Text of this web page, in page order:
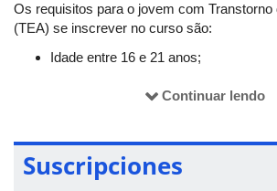
Os requisitos para o jovem com Transtorno
(TEA) se inscrever no curso são:
Idade entre 16 e 21 anos;
apresentação do laudo médico;
das 15h às 17h.
O curso terá início em 17/04/2026 e
Continuar lendo
Suscripciones